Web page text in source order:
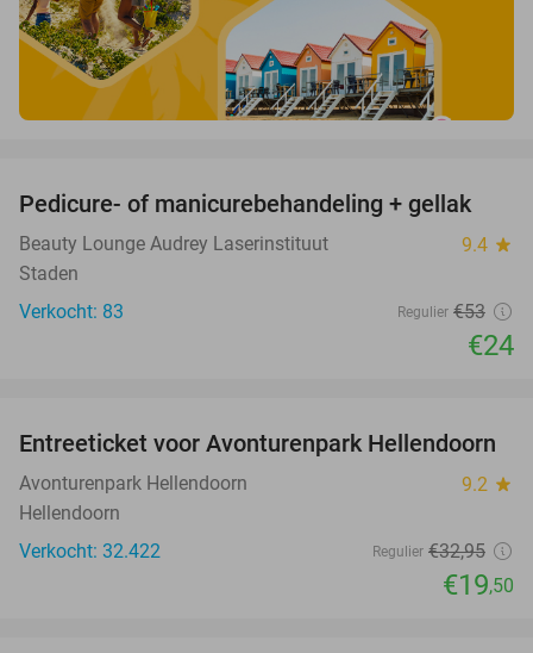
55%
Pedicure- of manicurebehandeling + gellak
Beauty Lounge Audrey Laserinstituut 9.4 star
Staden
Verkocht: 83
Regulier €53
€24
41%
Entreeticket voor Avonturenpark Hellendoorn
Avonturenpark Hellendoorn 9.2 star
Hellendoorn
Verkocht: 32.422
Regulier €32,95
€19,50